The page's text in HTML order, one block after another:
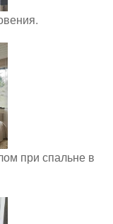
при спальне в